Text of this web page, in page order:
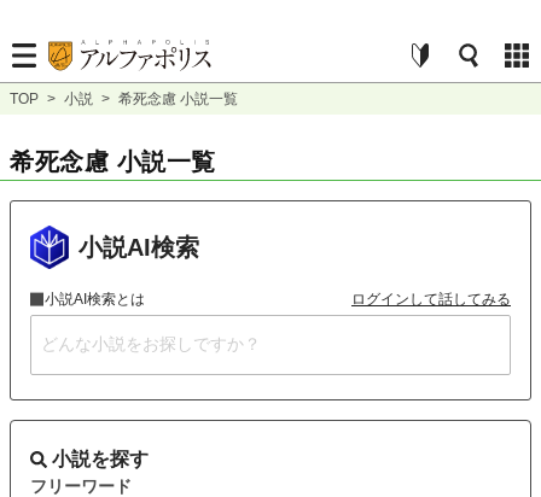
TOP > 小説 > 希死念慮 小説一覧
希死念慮 小説一覧
小説AI検索
小説AI検索とは ログインして話してみる
小説を探す
フリーワード